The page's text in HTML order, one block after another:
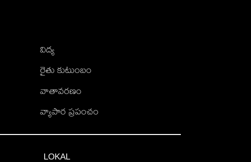
విద్య
రైతు కుటుంబం
వాతావరణం
వ్యాపార ప్రపంచం
LOKAL